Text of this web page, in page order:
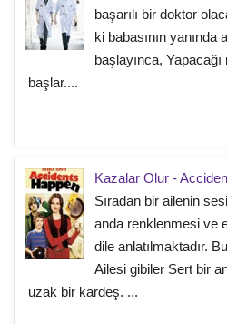
başarılı bir doktor
ki babasının yanında
başlayınca,
başlar....
Kazalar Olur -
Sıradan bir ailenin
anda renklenmesi ve
dile anlatılmaktadır.
Ailesi gibiler Sert bir
uzak bir kardeş. ...